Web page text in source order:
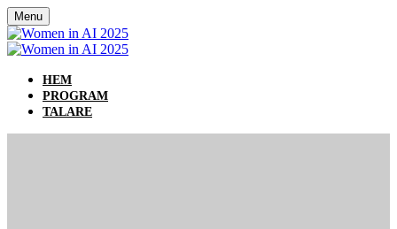
Menu
HEM
PROGRAM
TALARE